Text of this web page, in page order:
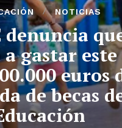
NOTICIAS
denuncia
a gastar
euros
de becas